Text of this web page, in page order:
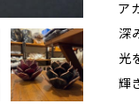
ア
深
光
輝